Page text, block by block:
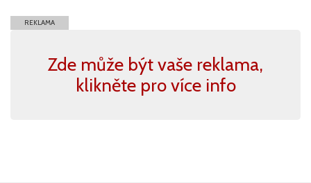
REKLAMA
Zde může být vaše reklama,
klikněte pro více info